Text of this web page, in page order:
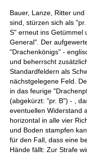
Bauer, Lanze, Ritter
sind, stürzen sich als
S" erneut ins Getümmel
General". Der
"Drachenkönigs" -
und beherrscht
Standardfeldern als
nächstgelegene Feld.
in das feurige
(abgekürzt: "pr. B") - ,
eventuellen Widerstand
horizontal in alle vier
und Boden stampfen
für den Fall, dass eine
Hände fällt: Zur Strafe